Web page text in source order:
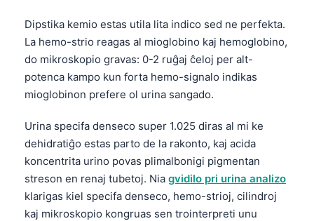
Dipstika kemio estas utila lita indico sed ne perfekta.
La hemo-strio reagas al mioglobino kaj hemoglobino,
do mikroskopio gravas: 0-2 ruĝaj ĉeloj per alt-
potenca kampo kun forta hemo-signalo indikas
mioglobinon prefere ol urina sangado.
Urina specifa denseco super 1.025 diras al mi ke
dehidratiĝo estas parto de la rakonto, kaj acida
koncentrita urino povas plimalbonigi pigmentan
streson en renaj tubetoj. Nia gvidilo pri urina analizo
klarigas kiel specifa denseco, hemo-strioj, cilindroj
kaj mikroskopio kongruas sen trointerpreti unu